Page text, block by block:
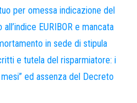
per omessa indicazione del
EURIBOR e mancata
in sede di stipula
e tutela del risparmiatore: i
ed assenza del Decreto